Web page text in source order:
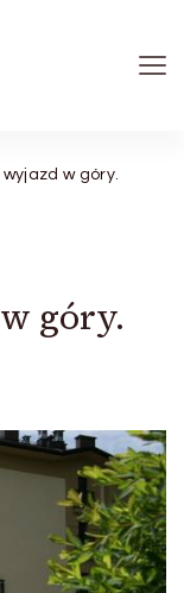
w góry.
góry.